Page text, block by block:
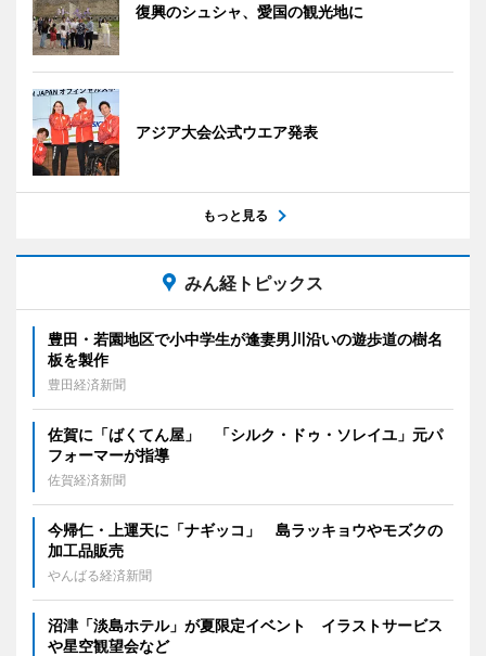
復興のシュシャ、愛国の観光地に
アジア大会公式ウエア発表
もっと見る
みん経トピックス
豊田・若園地区で小中学生が逢妻男川沿いの遊歩道の樹名
板を製作
豊田経済新聞
佐賀に「ばくてん屋」 「シルク・ドゥ・ソレイユ」元パ
フォーマーが指導
佐賀経済新聞
今帰仁・上運天に「ナギッコ」 島ラッキョウやモズクの
加工品販売
やんばる経済新聞
沼津「淡島ホテル」が夏限定イベント イラストサービス
や星空観望会など